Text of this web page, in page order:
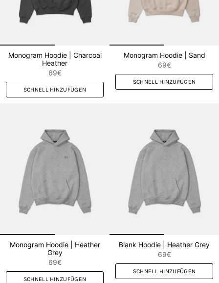
Monogram Hoodie | Charcoal
Heather
69€
SCHNELL HINZUFÜGEN
Monogram Hoodie | Sand
69€
SCHNELL HINZUFÜGEN
Monogram Hoodie | Heather
Grey
69€
SCHNELL HINZUFÜGEN
Blank Hoodie | Heather Grey
69€
SCHNELL HINZUFÜGEN